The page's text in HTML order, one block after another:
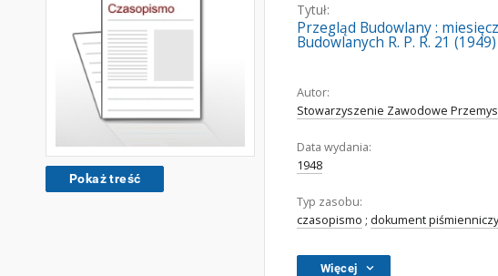
Pokaż treść
Tytuł:
Przegląd Budowlany :
Budowlanych R. P. R. 21
Autor:
Stowarzyszenie Zawodowe
Data wydania:
1948
Typ zasobu:
czasopismo ; dokument piśmienniczy
Więcej